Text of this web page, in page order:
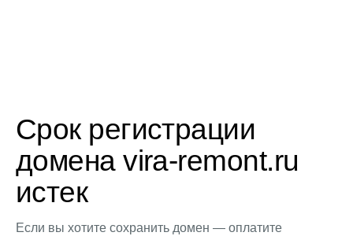
Срок регистрации
домена vira-remont.ru
истек
Если вы хотите сохранить домен — оплатите